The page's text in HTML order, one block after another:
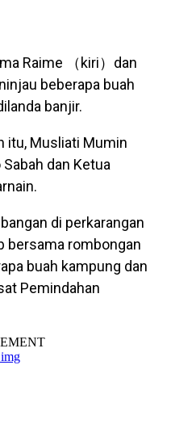
Raime （kiri）dan
beberapa buah
banjir.
itu, Musliati Mumin
dan Ketua
di perkarangan
bersama rombongan
buah kampung dan
Pemindahan